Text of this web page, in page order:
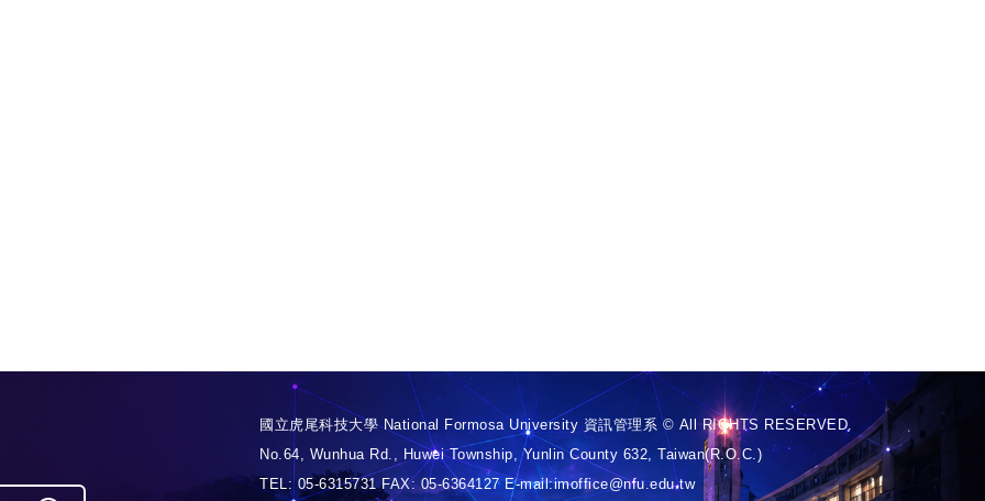
國立虎尾科技大學 National Formosa University 資訊管理系 © All RIGHTS RESERVED.
No.64, Wunhua Rd., Huwei Township, Yunlin County 632, Taiwan(R.O.C.)
TEL: 05-6315731 FAX: 05-6364127 E-mail:imoffice@nfu.edu.tw